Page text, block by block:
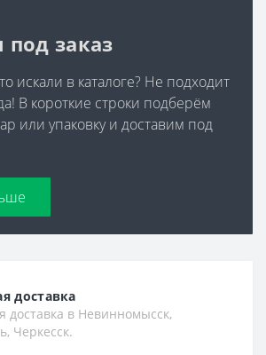
заказ
искали в каталоге? Не подходит
В короткие строки подберём
или упаковку и доставим под
доставка
доставка в Невинномысск,
Черкесск.